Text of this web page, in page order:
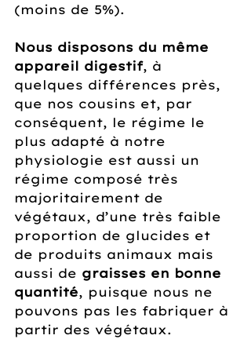
(moins de 5%).
Nous disposons du même
appareil digestif, à
quelques différences près,
que nos cousins et, par
conséquent, le régime le
plus adapté à notre
physiologie est aussi un
régime composé très
majoritairement de
végétaux, d’une très faible
proportion de glucides et
de produits animaux mais
aussi de graisses en bonne
quantité, puisque nous ne
pouvons pas les fabriquer à
partir des végétaux.